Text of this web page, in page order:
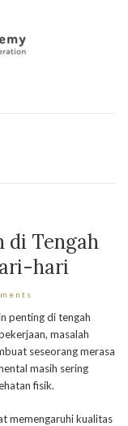
di Tengah
hari
penting di tengah
masalah
seseorang merasa
masih sering
fisik.
memengaruhi kualitas